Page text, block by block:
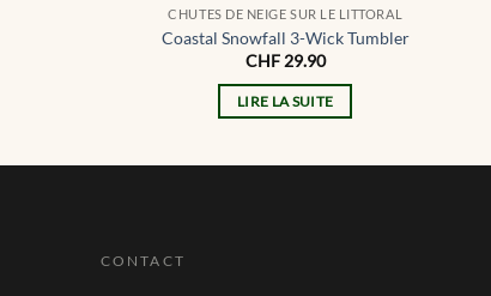
CHUTES DE NEIGE SUR LE LITTORAL
Coastal Snowfall 3-Wick Tumbler
CHF29.90
LIRE LA SUITE
CONTACT